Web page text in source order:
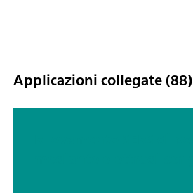
Applicazioni collegate (88)